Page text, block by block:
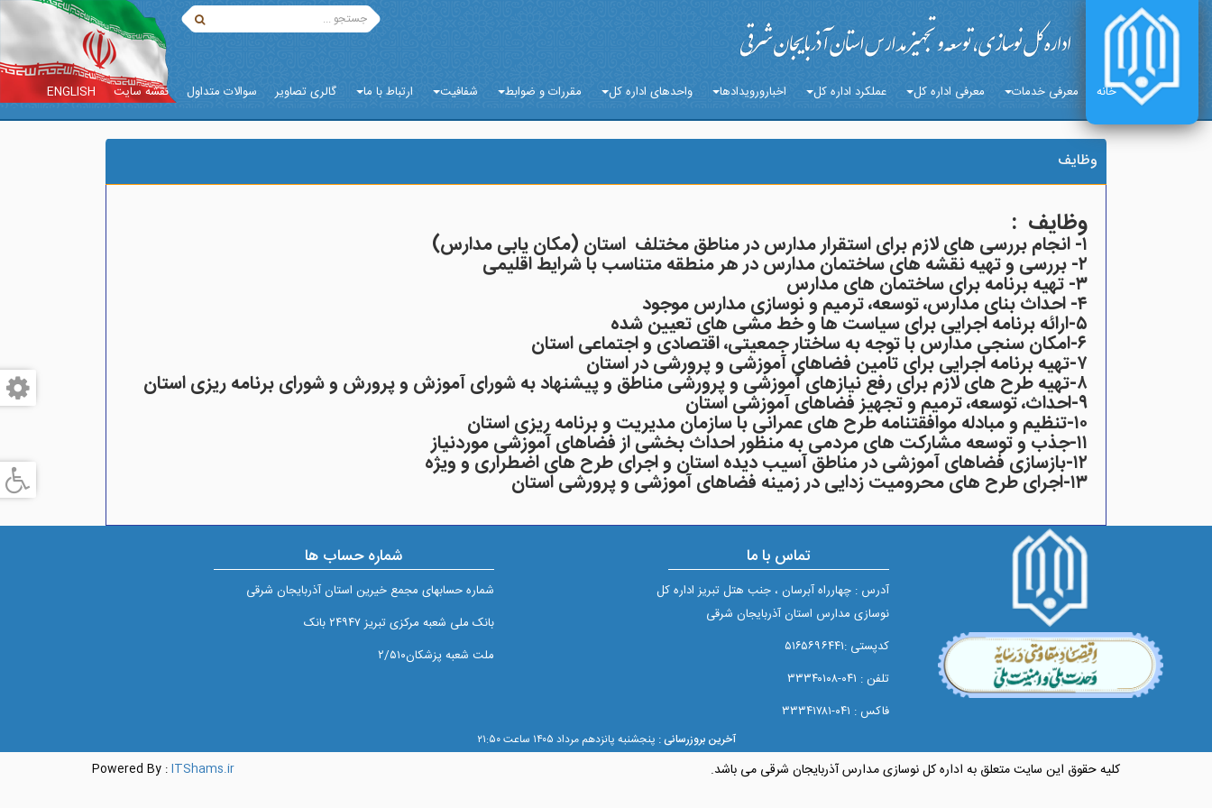
خانه معرفی خدمات معرفی اداره کل عملکرد اداره کل اخبارورویدادها واحدهای اداره کل مقررات و ضوابط شفافیت ارتباط با ما گالری تصاویر سوالات متداول نقشه سایت ENGLISH
وظایف
وظایف :
۱- انجام بررسی های لازم برای استقرار مدارس در مناطق مختلف استان (مکان یابی مدارس)
۲- بررسی و تهیه نقشه های ساختمان مدارس در هر منطقه متناسب با شرایط اقلیمی
۳- تهیه برنامه برای ساختمان های مدارس
۴- احداث بنای مدارس، توسعه، ترمیم و نوسازی مدارس موجود
۵-ارائه برنامه اجرایی برای سیاست ها و خط مشی های تعیین شده
۶-امکان سنجی مدارس با توجه به ساختار جمعیتی، اقتصادی و اجتماعی استان
۷-تهیه برنامه اجرایی برای تامین فضاهای آموزشی و پرورشی در استان
۸-تهیه طرح های لازم برای رفع نیازهای آموزشی و پرورشی مناطق و پیشنهاد به شورای آموزش و پرورش و شورای برنامه ریزی استان
۹-احداث، توسعه، ترمیم و تجهیز فضاهای آموزشی استان
۱۰-تنظیم و مبادله موافقتنامه طرح های عمرانی با سازمان مدیریت و برنامه ریزی استان
۱۱-جذب و توسعه مشارکت های مردمی به منظور احداث بخشی از فضاهای آموزشی موردنیاز
۱۲-بازسازی فضاهای آموزشی در مناطق آسیب دیده استان و اجرای طرح های اضطراری و ویژه
۱۳-اجرای طرح های محرومیت زدایی در زمینه فضاهای آموزشی و پرورشی استان
تماس با ما
آدرس : چهارراه آبرسان ، جنب هتل تبریز اداره کل
نوسازی مدارس استان آذربایجان شرقی
کدپستی :۵۱۶۵۶۹۶۴۴۱
تلفن : ۰۴۱-۳۳۳۴۰۱۰۸
فاکس : ۰۴۱-۳۳۳۴۱۷۸۱
شماره حساب ها
شماره حسابهای مجمع خيرين استان آذربايجان شرقی
بانک ملی شعبه مرکزی تبريز ۲۴۹۴۷ بانک
ملت شعبه پزشکان۲/۵۱۰
آخرین بروزرسانی : پنجشنبه پانزدهم مرداد ۱۴۰۵ ساعت ۲۱:۵۰
کلیه حقوق این سایت متعلق به اداره کل نوسازی مدارس آذربایجان شرقی می باشد. Powered By :ITShams.ir